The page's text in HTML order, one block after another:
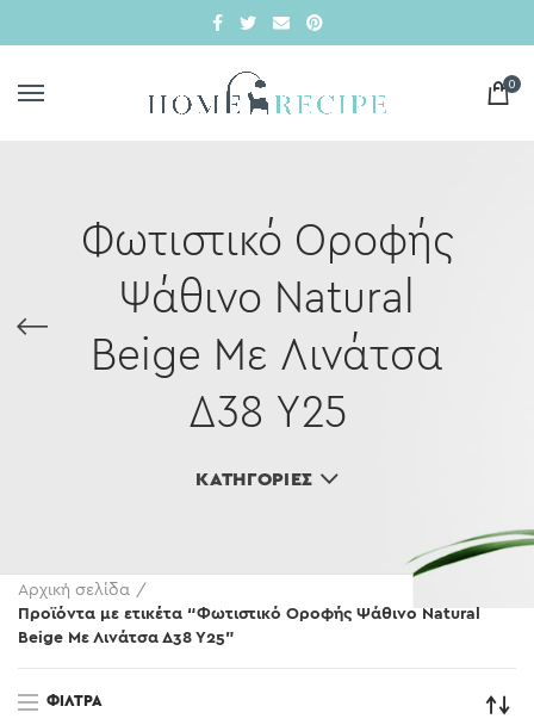
0
Φωτιστικό Οροφής
Ψάθινο Natural
Beige Με Λινάτσα
Δ38 Υ25
ΚΑΤΗΓΟΡΊΕΣ
Αρχική σελίδα
Προϊόντα με ετικέτα “Φωτιστικό Οροφής Ψάθινο Natural
Beige Με Λινάτσα Δ38 Υ25”
ΦΊΛΤΡΑ